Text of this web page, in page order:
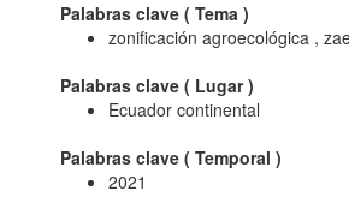
Palabras clave ( Tema )
zonificación agroecológica ,
Palabras clave ( Lugar)
Ecuador continental
Palabras clave ( Temporal )
2021